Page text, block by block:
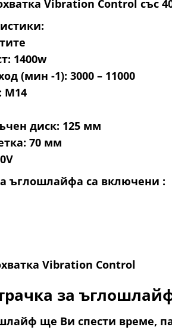
Vibration Control със
1400w
(мин -1): 3000 – 11000
М14
диск: 125 мм
70 мм
ъглошлайфа са включени :
Vibration Control
за
ще Ви спести време,